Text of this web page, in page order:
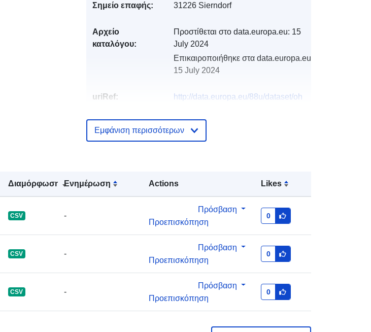
Διαμόρφωση Ενημέρωση Actions Likes
CSV -
Πρόσβαση
Προεπισκόπηση
0
CSV -
Πρόσβαση
Προεπισκόπηση
0
CSV -
Πρόσβαση
Προεπισκόπηση
0
Σημείο επαφής: 31226 Sierndorf
Αρχείο
καταλόγου:
Προστίθεται στο data.europa.eu: 15
July 2024
Επικαιροποιήθηκε στα data.europa.eu:
15 July 2024
uriRef:
http://data.europa.eu/88u/dataset/oh
2021-gemeinde
Εμφάνιση περισσότερων